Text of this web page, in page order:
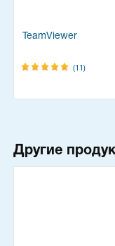
TeamViewer
(11)
Другие